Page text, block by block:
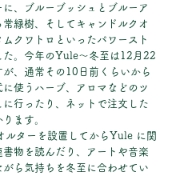
、
ブルーブッシュとブルーア
常緑樹、そしてキャンドルクオ
ムクワトロといったパワースト
た。今年のYule～冬至は12月22
が、通常その10日前くらいから
に使うハーブ、アロマなどのツ
に行ったり、ネットで注文した
ます。
ルターを設置してからYule に関
書物を読んだり、アートや音楽
がら気持ちを冬至に合わせてい